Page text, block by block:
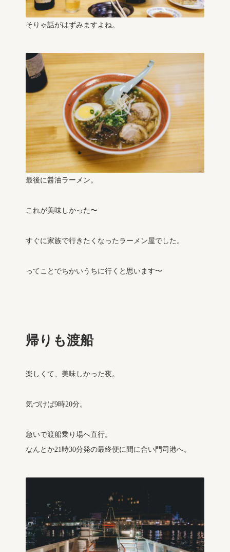
そりゃ話がはずみますよね。
最後に醤油ラーメン。
これが美味しかった〜
すぐに家族で行きたくなったラーメン屋でした。
ってことでちかいうちに行くと思います〜
帰りも渡船
楽しくて、美味しかった夜。
気づけば9時20分。
急いで渡船乗り場へ直行。
なんとか21時30分発の最終便に間に合い門司港へ。